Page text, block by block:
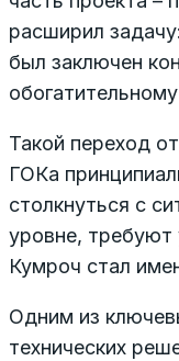
расширил
был заключен
Такой переход
ГОКа
столкнуться с
уровне, требуют
Кумроч стал
Одним из
технических